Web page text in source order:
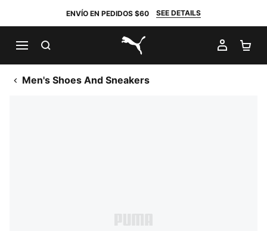
ENVÍO EN PEDIDOS $60 SEE DETAILS
PUMA.com
MI
Men's Shoes And Sneakers